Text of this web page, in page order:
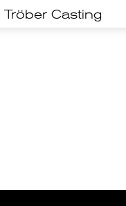
Tröber Casting